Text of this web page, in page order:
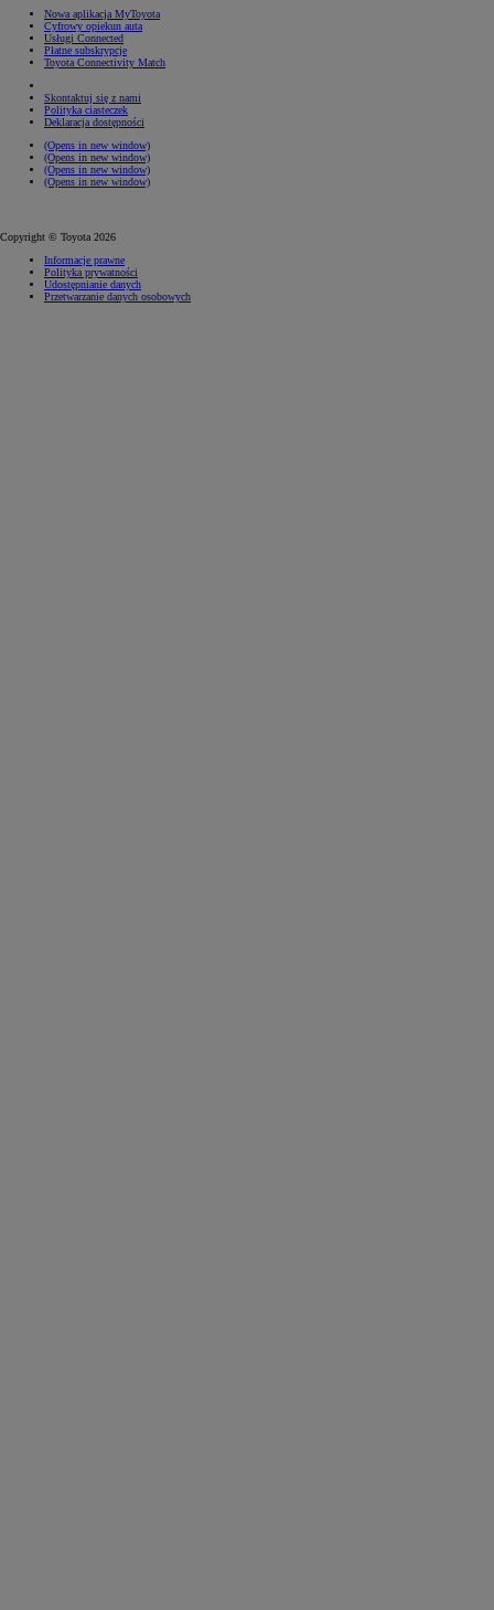
Nowa aplikacja MyToyota
Cyfrowy opiekun auta
Usługi Connected
Płatne subskrypcje
Toyota Connectivity Match
Skontaktuj się z nami
Polityka ciasteczek
Deklaracja dostępności
(Opens in new window)
(Opens in new window)
(Opens in new window)
(Opens in new window)
Copyright © Toyota 2026
Informacje prawne
Polityka prywatności
Udostępnianie danych
Przetwarzanie danych osobowych